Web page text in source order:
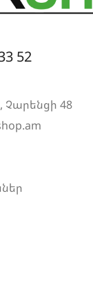
52
Չարենցի 48